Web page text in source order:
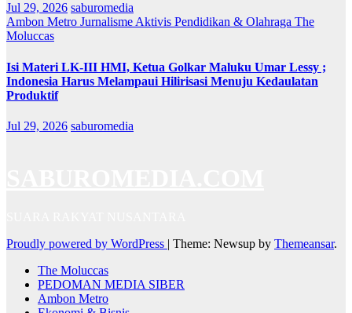
Jul 29, 2026 saburomedia
Ambon Metro Jurnalisme Aktivis Pendidikan & Olahraga The
Moluccas
Isi Materi LK-III HMI, Ketua Golkar Maluku Umar Lessy ;
Indonesia Harus Melampaui Hilirisasi Menuju Kedaulatan
Produktif
Jul 29, 2026 saburomedia
Proudly powered by WordPress | Theme: Newsup by Themeansar.
The Moluccas
PEDOMAN MEDIA SIBER
Ambon Metro